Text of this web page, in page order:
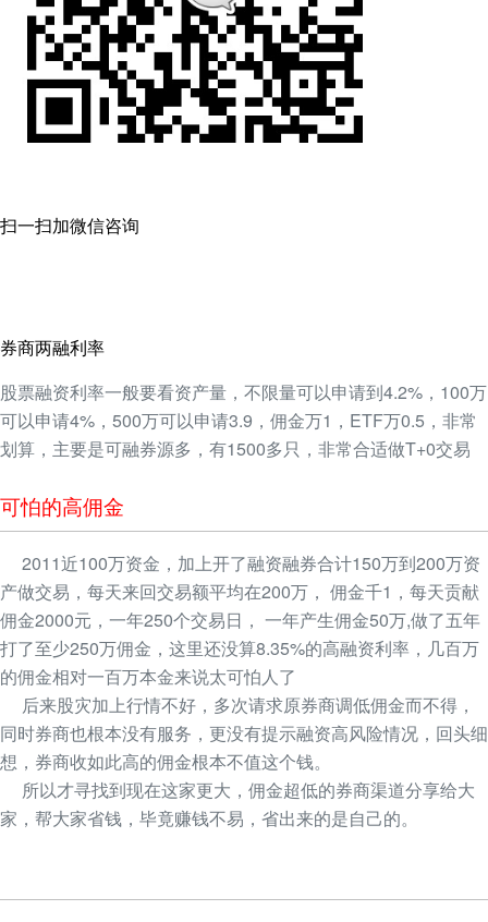
扫一扫加微信咨询
券商两融利率
股票融资利率一般要看资产量，不限量可以申请到4.2%，100万
可以申请4%，500万可以申请3.9，佣金万1，ETF万0.5，非常
划算，主要是可融券源多，有1500多只，非常合适做T+0交易
可怕的高佣金
2011近100万资金，加上开了融资融券合计150万到200万资
产做交易，每天来回交易额平均在200万， 佣金千1，每天贡献
佣金2000元，一年250个交易日， 一年产生佣金50万,做了五年
打了至少250万佣金，这里还没算8.35%的高融资利率，几百万
的佣金相对一百万本金来说太可怕人了
后来股灾加上行情不好，多次请求原券商调低佣金而不得，
同时券商也根本没有服务，更没有提示融资高风险情况，回头细
想，券商收如此高的佣金根本不值这个钱。
所以才寻找到现在这家更大，佣金超低的券商渠道分享给大
家，帮大家省钱，毕竟赚钱不易，省出来的是自己的。